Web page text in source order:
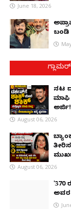
June 18, 2026
ಬಂಡಿ
ಗ್ಲಾಮರ್
ನಟ
ಮಾಫಿ
ಅರ್ಜಿ!
August 06, 2026
August 06, 2026
'370
ಅವರ